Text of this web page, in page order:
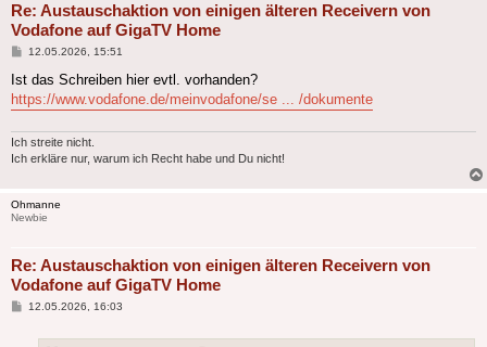
Re: Austauschaktion von einigen älteren Receivern von
Vodafone auf GigaTV Home
Beitrag
12.05.2026, 15:51
Ist das Schreiben hier evtl. vorhanden?
https://www.vodafone.de/meinvodafone/se ... /dokumente
Ich streite nicht.
Ich erkläre nur, warum ich Recht habe und Du nicht!
Ohmanne
Newbie
Re: Austauschaktion von einigen älteren Receivern von
Vodafone auf GigaTV Home
Beitrag
12.05.2026, 16:03